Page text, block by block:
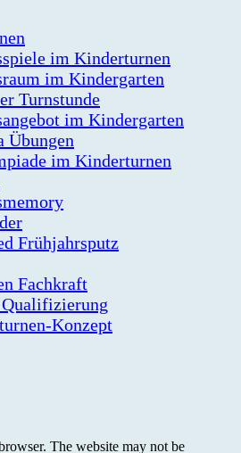
im Kinderturnen
im Kindergarten
Turnstunde
im Kindergarten
Übungen
im Kinderturnen
Frühjahrsputz
Fachkraft
Konzept
The website may not be